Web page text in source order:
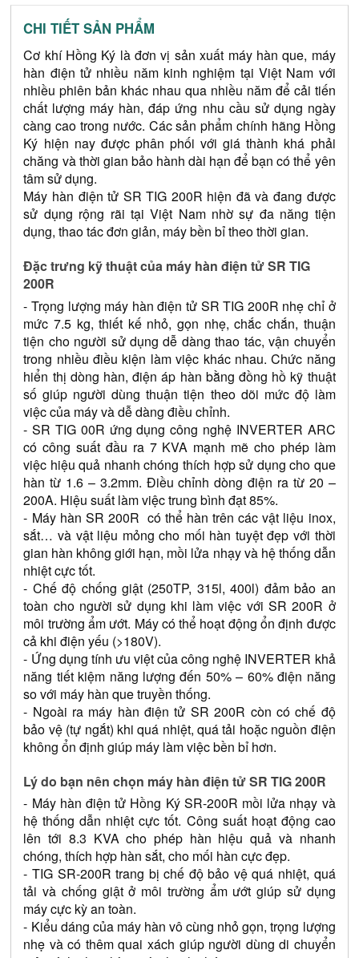
CHI TIẾT SẢN PHẨM
Cơ khí Hồng Ký là đơn vị sản xuất máy hàn que, máy
hàn điện tử nhiều năm kinh nghiệm tại Việt Nam với
nhiều phiên bản khác nhau qua nhiều năm để cải tiến
chất lượng máy hàn, đáp ứng nhu cầu sử dụng ngày
càng cao trong nước. Các sản phẩm chính hãng Hồng
Ký hiện nay được phân phối với giá thành khá phải
chăng và thời gian bảo hành dài hạn để bạn có thể yên
tâm sử dụng.
Máy hàn điện tử SR TIG 200R hiện đã và đang được
sử dụng rộng rãi tại Việt Nam nhờ sự đa năng tiện
dụng, thao tác đơn giản, máy bền bỉ theo thời gian.
Đặc trưng kỹ thuật của máy hàn điện tử SR TIG
200R
- Trọng lượng máy hàn điện tử SR TIG 200R nhẹ chỉ ở
mức 7.5 kg, thiết kế nhỏ, gọn nhẹ, chắc chắn, thuận
tiện cho người sử dụng dễ dàng thao tác, vận chuyển
trong nhiều điều kiện làm việc khác nhau. Chức năng
hiển thị dòng hàn, điện áp hàn bằng đồng hồ kỹ thuật
số giúp người dùng thuận tiện theo dõi mức độ làm
việc của máy và dễ dàng điều chỉnh.
- SR TIG 00R ứng dụng công nghệ INVERTER ARC
có công suất đầu ra 7 KVA mạnh mẽ cho phép làm
việc hiệu quả nhanh chóng thích hợp sử dụng cho que
hàn từ 1.6 – 3.2mm. Điều chỉnh dòng điện ra từ 20 –
200A. Hiệu suất làm việc trung bình đạt 85%.
- Máy hàn SR 200R  có thể hàn trên các vật liệu inox,
sắt… và vật liệu mỏng cho mối hàn tuyệt đẹp với thời
gian hàn không giới hạn, mồi lửa nhạy và hệ thống dẫn
nhiệt cực tốt.
- Chế độ chống giật (250TP, 315l, 400l) đảm bảo an
toàn cho người sử dụng khi làm việc với SR 200R ở
môi trường ẩm ướt. Máy có thể hoạt động ổn định được
cả khi điện yếu (>180V).
- Ứng dụng tính ưu việt của công nghệ INVERTER khả
năng tiết kiệm năng lượng đến 50% – 60% điện năng
so với máy hàn que truyền thống.
- Ngoài ra máy hàn điện tử SR 200R còn có chế độ
bảo vệ (tự ngắt) khi quá nhiệt, quá tải hoặc nguồn điện
không ổn định giúp máy làm việc bền bỉ hơn.
Lý do bạn nên chọn máy hàn điện tử SR TIG 200R
- Máy hàn điện tử Hồng Ký SR-200R mồi lửa nhạy và
hệ thống dẫn nhiệt cực tốt. Công suất hoạt động cao
lên tới 8.3 KVA cho phép hàn hiệu quả và nhanh
chóng, thích hợp hàn sắt, cho mối hàn cực đẹp.
- TIG SR-200R trang bị chế độ bảo vệ quá nhiệt, quá
tải và chống giật ở môi trường ẩm ướt giúp sử dụng
máy cực kỳ an toàn.
- Kiểu dáng của máy hàn vô cùng nhỏ gọn, trọng lượng
nhẹ và có thêm quai xách giúp người dùng di chuyển